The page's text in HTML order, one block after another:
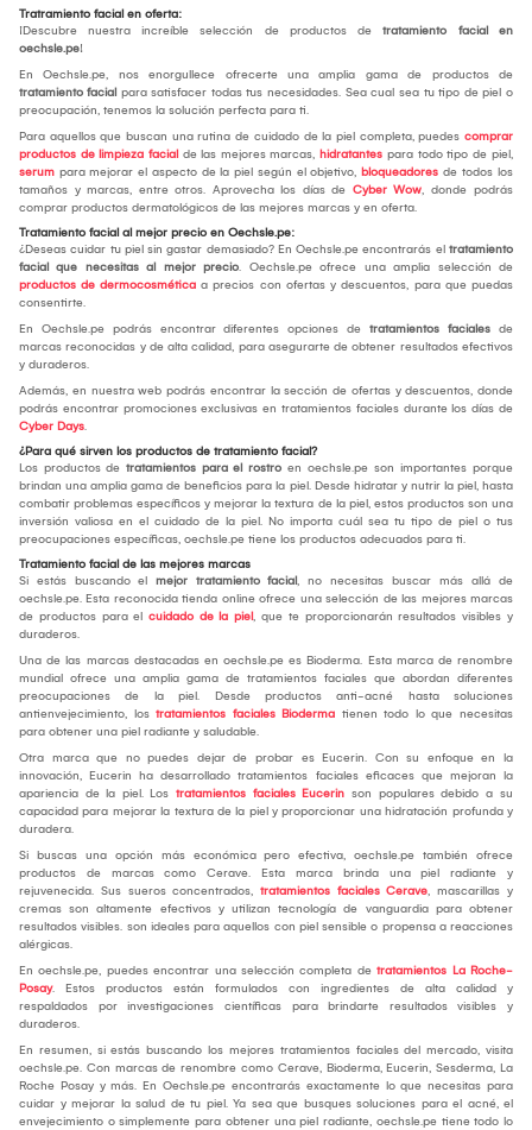
Tratramiento facial en oferta:
¡Descubre nuestra increíble selección de productos de tratamiento facial en
oechsle.pe!
En Oechsle.pe, nos enorgullece ofrecerte una amplia gama de productos de
tratamiento facial para satisfacer todas tus necesidades. Sea cual sea tu tipo de piel o
preocupación, tenemos la solución perfecta para ti.
Para aquellos que buscan una rutina de cuidado de la piel completa, puedes comprar
productos de limpieza facial de las mejores marcas, hidratantes para todo tipo de piel,
serum para mejorar el aspecto de la piel según el objetivo, bloqueadores de todos los
tamaños y marcas, entre otros. Aprovecha los días de Cyber Wow, donde podrás
comprar productos dermatológicos de las mejores marcas y en oferta.
Tratamiento facial al mejor precio en Oechsle.pe:
¿Deseas cuidar tu piel sin gastar demasiado? En Oechsle.pe encontrarás el tratamiento
facial que necesitas al mejor precio. Oechsle.pe ofrece una amplia selección de
productos de dermocosmética a precios con ofertas y descuentos, para que puedas
consentirte.
En Oechsle.pe podrás encontrar diferentes opciones de tratamientos faciales de
marcas reconocidas y de alta calidad, para asegurarte de obtener resultados efectivos
y duraderos.
Además, en nuestra web podrás encontrar la sección de ofertas y descuentos, donde
podrás encontrar promociones exclusivas en tratamientos faciales durante los días de
Cyber Days.
¿Para qué sirven los productos de tratamiento facial?
Los productos de tratamientos para el rostro en oechsle.pe son importantes porque
brindan una amplia gama de beneficios para la piel. Desde hidratar y nutrir la piel, hasta
combatir problemas específicos y mejorar la textura de la piel, estos productos son una
inversión valiosa en el cuidado de la piel. No importa cuál sea tu tipo de piel o tus
preocupaciones específicas, oechsle.pe tiene los productos adecuados para ti.
Tratamiento facial de las mejores marcas
Si estás buscando el mejor tratamiento facial, no necesitas buscar más allá de
oechsle.pe. Esta reconocida tienda online ofrece una selección de las mejores marcas
de productos para el cuidado de la piel, que te proporcionarán resultados visibles y
duraderos.
Una de las marcas destacadas en oechsle.pe es Bioderma. Esta marca de renombre
mundial ofrece una amplia gama de tratamientos faciales que abordan diferentes
preocupaciones de la piel. Desde productos anti-acné hasta soluciones
antienvejecimiento, los tratamientos faciales Bioderma tienen todo lo que necesitas
para obtener una piel radiante y saludable.
Otra marca que no puedes dejar de probar es Eucerin. Con su enfoque en la
innovación, Eucerin ha desarrollado tratamientos faciales eficaces que mejoran la
apariencia de la piel. Los tratamientos faciales Eucerin son populares debido a su
capacidad para mejorar la textura de la piel y proporcionar una hidratación profunda y
duradera.
Si buscas una opción más económica pero efectiva, oechsle.pe también ofrece
productos de marcas como Cerave. Esta marca brinda una piel radiante y
rejuvenecida. Sus sueros concentrados, tratamientos faciales Cerave, mascarillas y
cremas son altamente efectivos y utilizan tecnología de vanguardia para obtener
resultados visibles. son ideales para aquellos con piel sensible o propensa a reacciones
alérgicas.
En oechsle.pe, puedes encontrar una selección completa de tratamientos La Roche-
Posay. Estos productos están formulados con ingredientes de alta calidad y
respaldados por investigaciones científicas para brindarte resultados visibles y
duraderos.
En resumen, si estás buscando los mejores tratamientos faciales del mercado, visita
oechsle.pe. Con marcas de renombre como Cerave, Bioderma, Eucerin, Sesderma, La
Roche Posay y más. En Oechsle.pe encontrarás exactamente lo que necesitas para
cuidar y mejorar la salud de tu piel. Ya sea que busques soluciones para el acné, el
envejecimiento o simplemente para obtener una piel radiante, oechsle.pe tiene todo lo